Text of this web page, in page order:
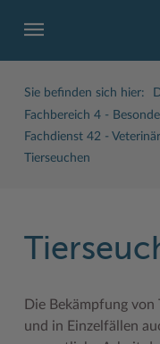
Service
Bürgerportal Stormarn
Aktuelles
Ausschreibungen
Der Kreis
Interessantes in und
Karriere
Der Kreis als
Wirtschaft
Branchenverzeichnis
Freizeit und Kultur
Frei- und Hallenbäder
Sie befinden sich hier:
Fachbereich 4 -
Fachdienst 42 -
Tierseuchen
Die Bekämpfung
und in Einzelfällen